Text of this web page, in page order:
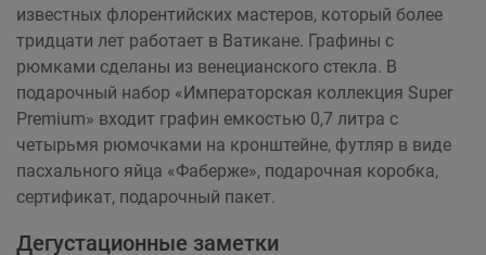
известных флорентийских мастеров, который более
тридцати лет работает в Ватикане. Графины с
рюмками сделаны из венецианского стекла. В
подарочный набор «Императорская коллекция Super
Premium» входит графин емкостью 0,7 литра с
четырьмя рюмочками на кронштейне, футляр в виде
пасхального яйца «Фаберже», подарочная коробка,
сертификат, подарочный пакет.
Дегустационные заметки